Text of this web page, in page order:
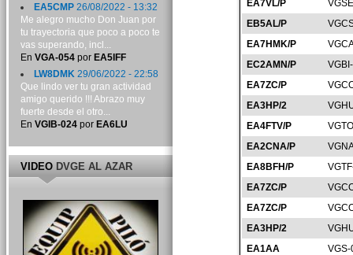
EA7VL/P
EB5AL/P
EA7HMK/P
EC2AMN/P
EA7ZC/P
EA3HP/2
EA4FTV/P
EA2CNA/P
EA8BFH/P
EA7ZC/P
EA7ZC/P
EA3HP/2
EA1AA
EA5CMP26/08/2022 - 13:32
Me alegro mucho Don Juan por
tu trayectoria que poco a poco te
vas superando, incl...
En VGA-054por EA5IFF
LW8DMK29/06/2022 - 22:58
Que lindo ver tu gran actividad
amigo querido !!! Abrazo muy
fuerte desde el otro...
En VGIB-024por EA6LU
VIDEODVGE AL AZAR